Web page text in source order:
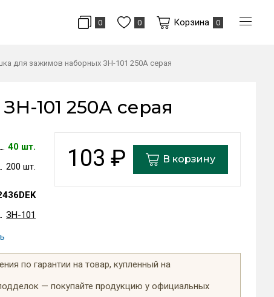
0 0 Корзина 0
для зажимов наборных ЗН-101 250А серая
101 250А серая
103 ₽ В корзину
40 шт.
200 шт.
ЗН-101
по гарантии на товар, купленный на
— покупайте продукцию у официальных